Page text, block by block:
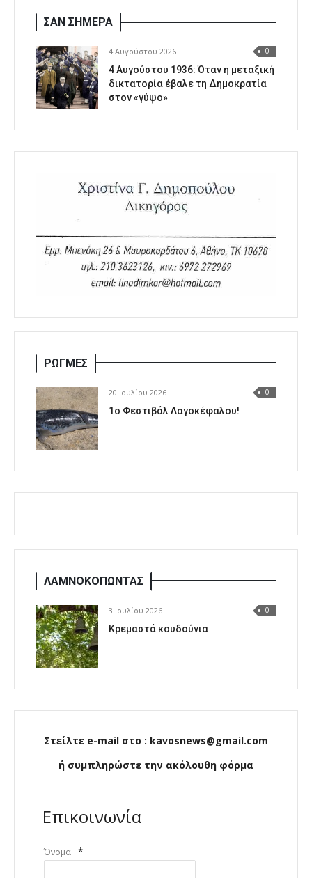
ΣΑΝ ΣΗΜΕΡΑ
4 Αυγούστου 2026 0
4 Αυγούστου 1936: Όταν η μεταξική
δικτατορία έβαλε τη Δημοκρατία
στον «γύψο»
ΡΩΓΜΕΣ
20 Ιουλίου 2026 0
1o Φεστιβάλ Λαγοκέφαλου!
ΛΑΜΝΟΚΟΠΩΝΤΑΣ
3 Ιουλίου 2026 0
Κρεμαστά κουδούνια
Στείλτε e-mail στο : kavosnews@gmail.com
ή συμπληρώστε την ακόλουθη φόρμα
Επικοινωνία
Όνομα *